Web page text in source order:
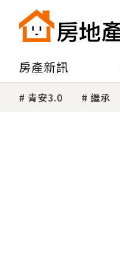
房產新訊
青安3.0 繼承